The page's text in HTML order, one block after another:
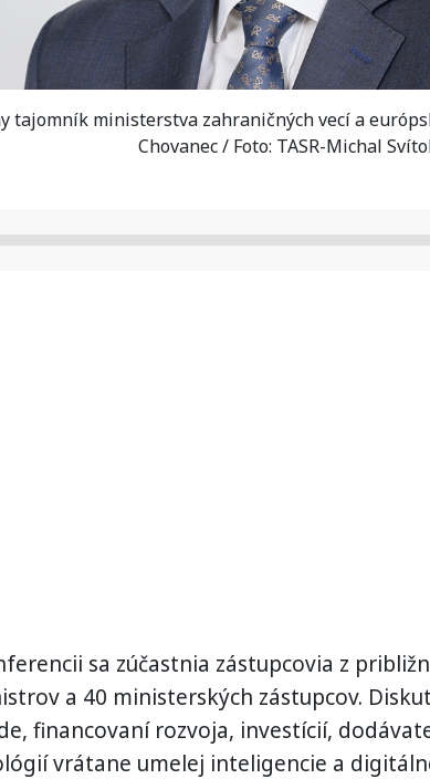
tajomník ministerstva zahraničných vecí a
Chovanec / Foto: TASR-Michal
sa zúčastnia zástupcovia z
a 40 ministerských zástupcov.
financovaní rozvoja, investícií,
vrátane umelej inteligencie a